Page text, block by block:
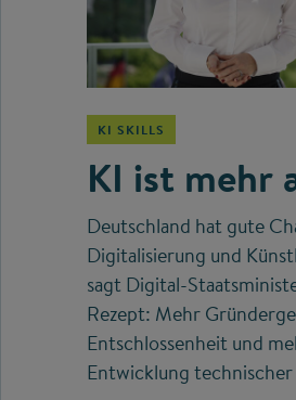
KI SKILLS
KI ist mehr
Deutschland hat gute
Digitalisierung und
sagt Digital-
Rezept: Mehr
Entschlossenheit und
Entwicklung technischer